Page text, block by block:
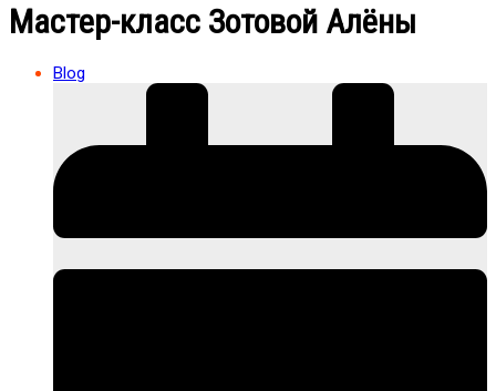
Мастер-класс Зотовой Алёны
Blog